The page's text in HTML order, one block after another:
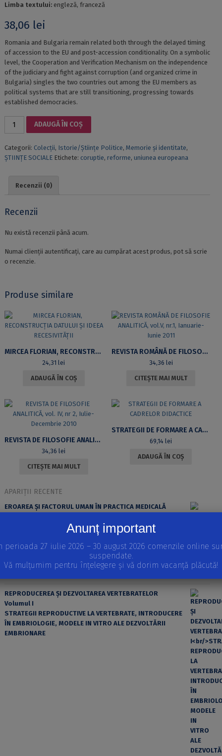
Limba textului: engleză, franceză
38,06 lei
Romania and Bulgaria remain related both through the delayed timing
of accession to the EU and post-accession conditionality. On a symbolic
level, the Cooperation and Verification Mechanism on the independence
of the judiciary and fight against corruption (and organized crime in
Bulgaria) singles the two countries out among the EU members as
political systems that are still transitioning, progressing towards
established democracies.
AND
ANTI-
ROMANIA
BULGARIA:
YEARS
EU
MEMBERSHIP
DÉMOCRATISATION
ET
CORRUPTION
EN
ROUMANIE
ET
D’ADHÉSION
À
L’UNION
EUROPÉENNE
ADAUGĂ ÎN COȘ
Categorii: Colecții, Istorie/Științe Politice, Memorie și identitate,
ȘTIINȚE SOCIALE Etichete: coruptie, reforme, uniunea europeana
Recenzii (0)
Recenzii
Nu există recenzii până acum.
Numai clienții autentificați, care au cumpărat acest produs, pot să scrie
o recenzie.
Produse similare
MIRCEA FLORIAN, RECONSTRUCȚIA DATULUI ȘI IDEEA RECESIVITĂȚII
24,31lei
ADAUGĂ ÎN COȘ
REVISTA ROMÂNĂ DE FILOSOFIE ANALITICĂ, VOL.V, NR.1, IANUARIE-IUNIE 2011
34,36 lei
CITEȘTE MAI MULT
REVISTA DE FILOSOFIE ANALITICĂ, VOL. IV, NR 2, IULIE-DECEMBRIE 2010
34,36lei
CITEȘTE MAI MULT
STRATEGII DE FORMARE A CADRELOR DIDACTICE
69,14lei
ADAUGĂ ÎN COȘ
APARIȚII RECENTE
EROAREA ȘI FACTORUL UMAN ÎN PRACTICA MEDICALĂ
REPRODUCEREA ȘI DEZVOLTAREA VERTEBRATELOR
Volumul I
STRATEGII REPRODUCTIVE LA VERTEBRATE, INTRODUCERE
ÎN EMBRIOLOGIE, MODELE IN VITRO ALE DEZVOLTĂRII
EMBRIONARE
Anunț important
perioada 27 iulie 2026 – 30 august 2026 comenzile online
suspendate.
Vă mulțumim pentru înțelegere și vă dorim vacanță plăcută!